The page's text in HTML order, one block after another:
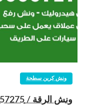
ونش كرين سطحة